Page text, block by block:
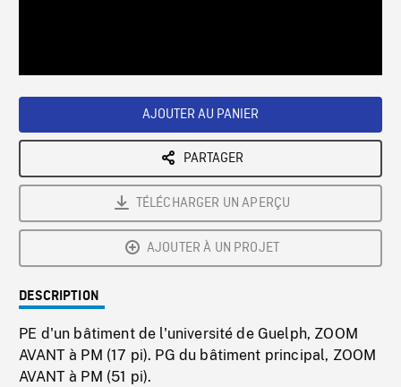
AJOUTER AU PANIER
PARTAGER
TÉLÉCHARGER UN APERÇU
AJOUTER À UN PROJET
DESCRIPTION
PE d'un bâtiment de l'université de Guelph, ZOOM
AVANT à PM (17 pi). PG du bâtiment principal, ZOOM
AVANT à PM (51 pi).